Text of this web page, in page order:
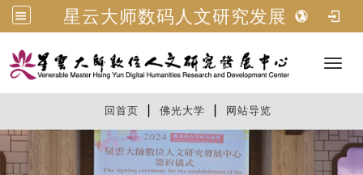
星云大师数码人文研究发展中心
回首页 佛光大学 网站导览